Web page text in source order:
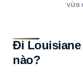
vừa
Đi
nào?